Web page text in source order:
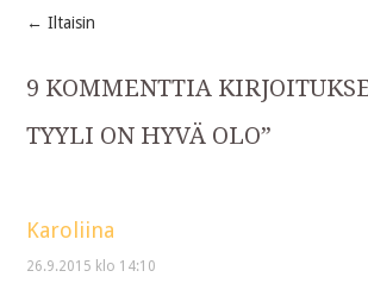
Post
navigation
← Iltaisin
9 KOMMENTTIA
TYYLI ON HYVÄ OLO”
Karoliina
26.9.2015 klo 14:10